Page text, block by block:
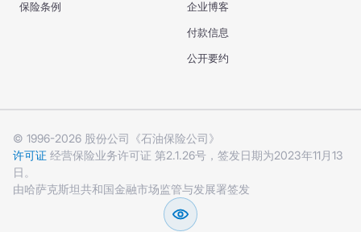
保险条例 企业博客
付款信息
公开要约
© 1996-2026 股份公司《石油保险公司》
许可证 经营保险业务许可证 第2.1.26号，签发日期为2023年11月13
日。
由哈萨克斯坦共和国金融市场监管与发展署签发